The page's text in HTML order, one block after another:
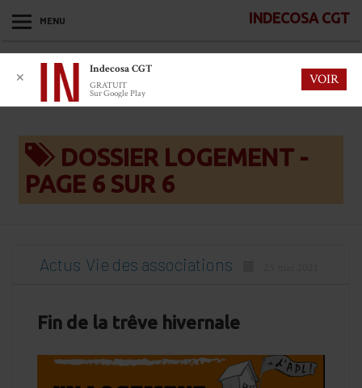
MENU INDECOSA CGT
DOSSIER LOGEMENT -
PAGE 6 SUR 6
Actus Vie des associations
Fin de la trêve hivernale
✕
Indecosa CGT
GRATUIT
Sur Google Play
VOIR